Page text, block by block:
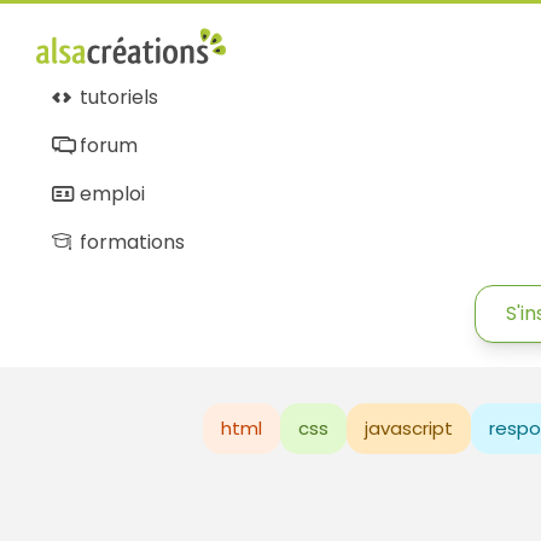
tutoriels
forum
emploi
formations
html css javascript